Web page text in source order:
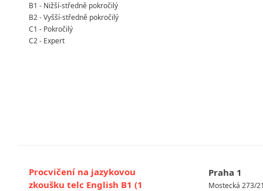
B1 - Nižší-středně pokročilý
B2 - Vyšší-středně pokročilý
C1 - Pokročilý
C2 - Expert
Procvičení na jazykovou
zkoušku telc English B1 (1
Praha 1
Mostecká 273/